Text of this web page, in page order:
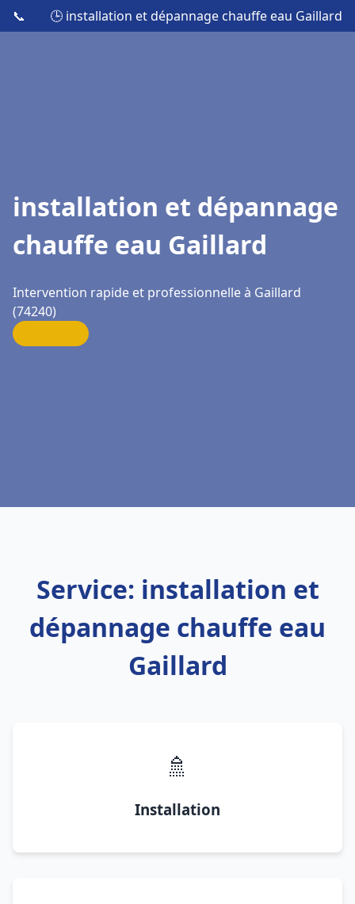
📞 🕒 installation et dépannage chauffe eau Gaillard
installation et dépannage
chauffe eau Gaillard
Intervention rapide et professionnelle à Gaillard
(74240)
Service: installation et
dépannage chauffe eau
Gaillard
🚿
Installation